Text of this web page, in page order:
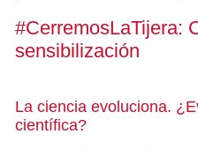
#CerremosLaTijera:
sensibilización
La ciencia evoluciona.
científica?